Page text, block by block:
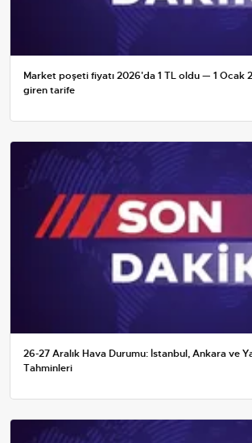
Market poşeti fiyatı 2026'da 1 TL oldu — 1 Ocak
giren tarife
26-27 Aralık Hava Durumu: İstanbul, Ankara ve
Tahminleri